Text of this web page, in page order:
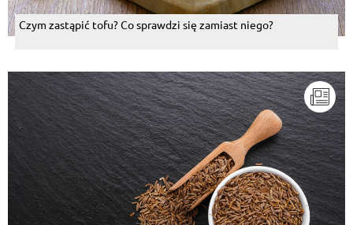
Czym zastąpić tofu? Co sprawdzi się zamiast niego?